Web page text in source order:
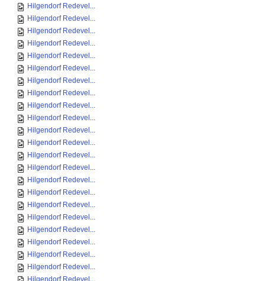
Hilgendorf Redevel...
Hilgendorf Redevel...
Hilgendorf Redevel...
Hilgendorf Redevel...
Hilgendorf Redevel...
Hilgendorf Redevel...
Hilgendorf Redevel...
Hilgendorf Redevel...
Hilgendorf Redevel...
Hilgendorf Redevel...
Hilgendorf Redevel...
Hilgendorf Redevel...
Hilgendorf Redevel...
Hilgendorf Redevel...
Hilgendorf Redevel...
Hilgendorf Redevel...
Hilgendorf Redevel...
Hilgendorf Redevel...
Hilgendorf Redevel...
Hilgendorf Redevel...
Hilgendorf Redevel...
Hilgendorf Redevel...
Hilgendorf Redevel...